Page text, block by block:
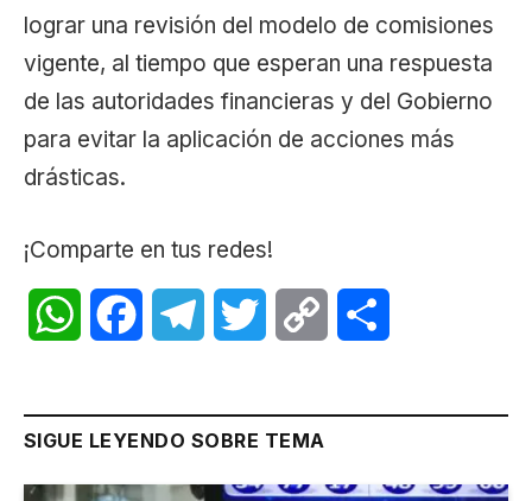
lograr una revisión del modelo de comisiones
vigente, al tiempo que esperan una respuesta
de las autoridades financieras y del Gobierno
para evitar la aplicación de acciones más
drásticas.
¡Comparte en tus redes!
WhatsAppFacebookTelegramTwitter Copy
SIGUE LEYENDO SOBRE TEMA